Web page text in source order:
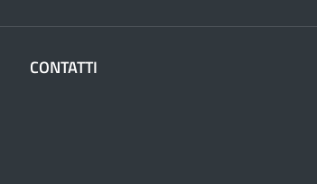
CONTATTI